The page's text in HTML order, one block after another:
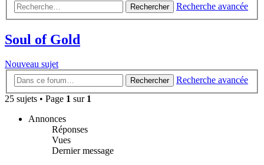
Rechercher Recherche avancée
Soul of Gold
Nouveau sujet
Rechercher
Recherche avancée
25 sujets • Page 1 sur 1
Annonces
Réponses
Vues
Dernier message